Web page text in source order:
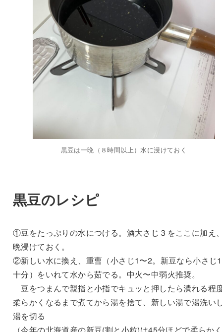
黒豆は一晩（８時間以上）水に浸けておく
黒豆のレシピ
①豆をたっぷりの水につける。酒大さじ３をここに加え
晩浸けておく。
②新しい水に換え、重曹（小さじ1〜2。新豆なら小さじ
十分）をいれて水から茹でる。中火〜中弱火推奨。
豆をつまんで親指と小指でキュッと押したら潰れる程
柔らかくなるまで煮てから湯を捨て、新しい湯で湯洗い
湯を切る